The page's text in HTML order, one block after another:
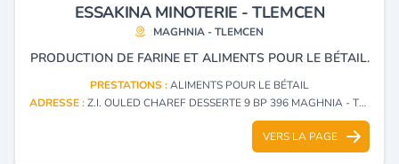
ESSAKINA MINOTERIE - TLEMCEN
MAGHNIA - TLEMCEN
PRODUCTION DE FARINE ET ALIMENTS POUR LE BÉTAIL.
PRESTATIONS :ALIMENTS POUR LE BÉTAIL
ADRESSE :Z.I. OULED CHAREF DESSERTE 9 BP 396 MAGHNIA - TLEMCEN
VERS LA PAGE